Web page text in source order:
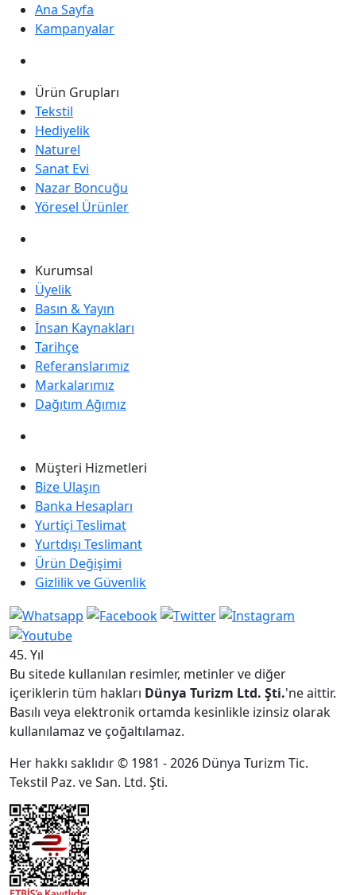
Ana Sayfa
Kampanyalar
Ürün Grupları
Tekstil
Hediyelik
Naturel
Sanat Evi
Nazar Boncuğu
Yöresel Ürünler
Kurumsal
Üyelik
Basın & Yayın
İnsan Kaynakları
Tarihçe
Referanslarımız
Markalarımız
Dağıtım Ağımız
Müşteri Hizmetleri
Bize Ulaşın
Banka Hesapları
Yurtiçi Teslimat
Yurtdışı Teslimant
Ürün Değişimi
Gizlilik ve Güvenlik
45. Yıl
Bu sitede kullanılan resimler, metinler ve diğer
içeriklerin tüm hakları Dünya Turizm Ltd. Şti.'ne aittir.
Basılı veya elektronik ortamda kesinlikle izinsiz olarak
kullanılamaz ve çoğaltılamaz.
Her hakkı saklıdır © 1981 - 2026 Dünya Turizm Tic.
Tekstil Paz. ve San. Ltd. Şti.